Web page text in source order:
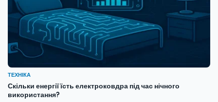
ТЕХНІКА
Скільки енергії їсть електроковдра під час нічного
використання?